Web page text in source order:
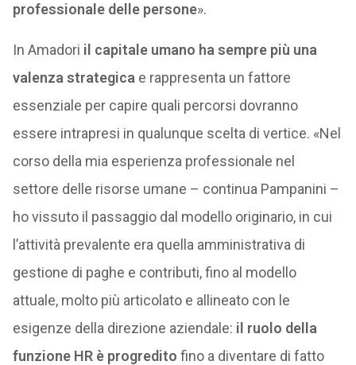
professionale delle persone».
In Amadori il capitale umano ha sempre più una
valenza strategica e rappresenta un fattore
essenziale per capire quali percorsi dovranno
essere intrapresi in qualunque scelta di vertice. «Nel
corso della mia esperienza professionale nel
settore delle risorse umane – continua Pampanini –
ho vissuto il passaggio dal modello originario, in cui
l’attività prevalente era quella amministrativa di
gestione di paghe e contributi, fino al modello
attuale, molto più articolato e allineato con le
esigenze della direzione aziendale: il ruolo della
funzione HR è progredito fino a diventare di fatto